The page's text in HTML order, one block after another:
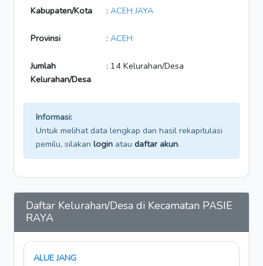
Kabupaten/Kota : ACEH JAYA
Provinsi : ACEH
Jumlah
Kelurahan/Desa
: 14 Kelurahan/Desa
Informasi:
Untuk melihat data lengkap dan hasil rekapitulasi
pemilu, silakan login atau daftar akun.
Daftar Kelurahan/Desa di Kecamatan PASIE
RAYA
ALUE JANG